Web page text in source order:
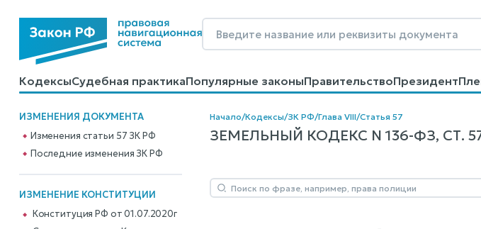
КодексыСудебная практикаПопулярные законыПравительствоПрезидент
КалькуляторыСправочные материалыОбразцы договоровКонтактыПомощь
ИЗМЕНЕНИЯ ДОКУМЕНТА
Изменения статьи 57 ЗК РФ
Последние изменения ЗК РФ
ИЗМЕНЕНИЕ КОНСТИТУЦИИ
Конституция РФ от 01.07.2020г
Начало/Кодексы/ЗК РФ/Глава VIII/Статья 57
ЗЕМЕЛЬНЫЙ КОДЕКС N 136-ФЗ, СТ.